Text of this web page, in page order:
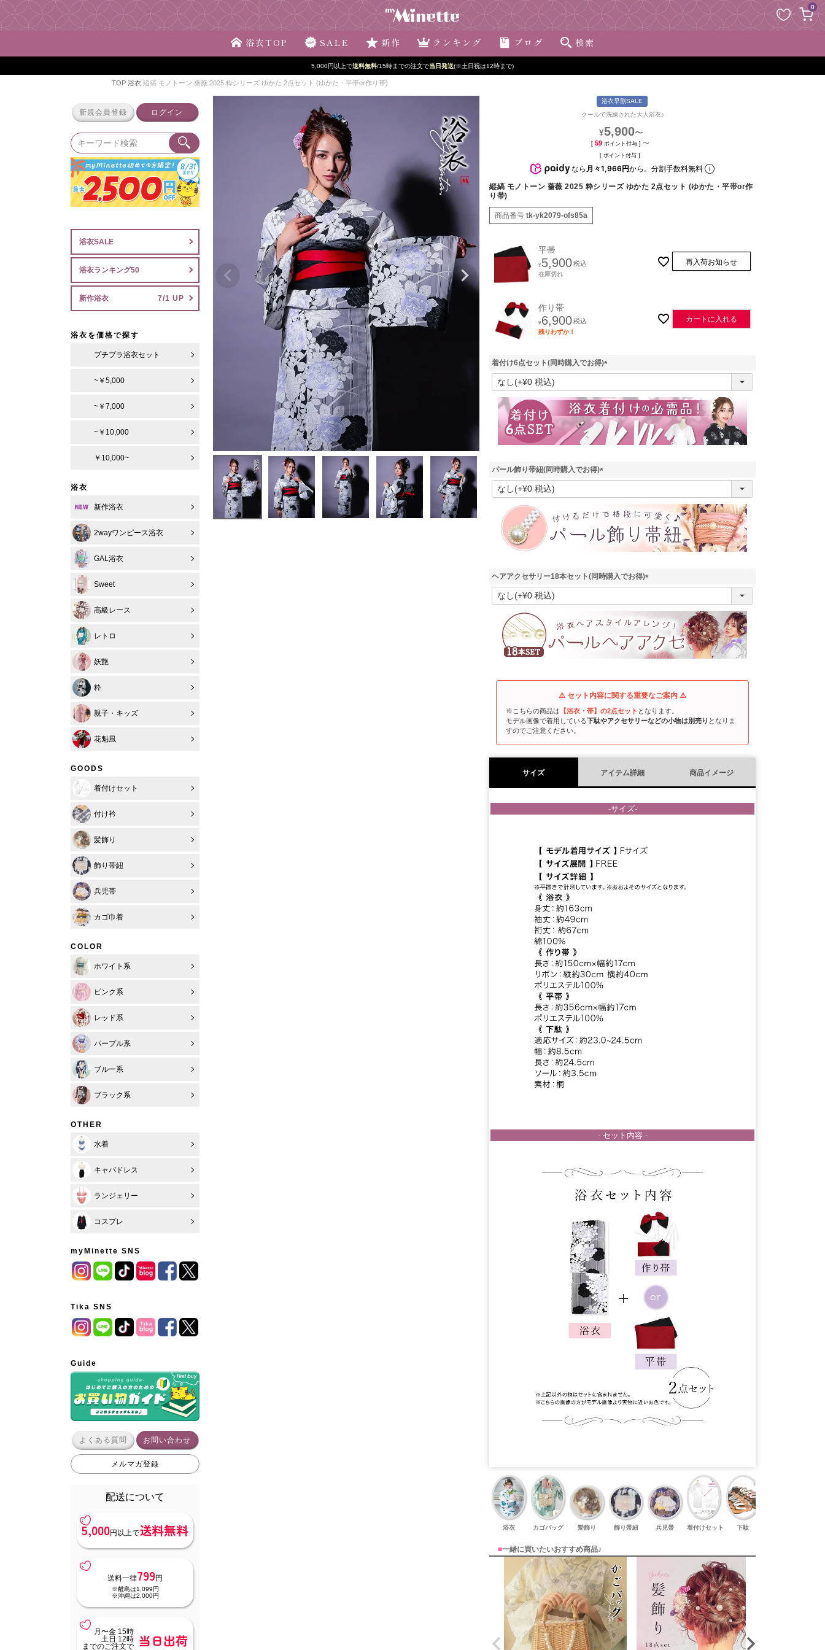
0
浴衣TOP SALE 新作 ランキング ブログ 検索
5,000円以上で送料無料/15時までの注文で当日発送(※土日祝は12時まで)
TOP 浴衣 縦縞 モノトーン 薔薇 2025 粋シリーズ ゆかた 2点セット (ゆかた・平帯or作り帯)
新規会員登録 ログイン
浴衣SALE
浴衣ランキング50
新作浴衣
浴衣を価格で探す
プチプラ浴衣セット
~￥5,000
~￥7,000
~￥10,000
￥10,000~
浴衣
新作浴衣
2wayワンピース浴衣
GAL浴衣
Sweet
高級レース
レトロ
妖艶
粋
親子・キッズ
花魁風
GOODS
着付けセット
付け衿
髪飾り
飾り帯紐
兵児帯
カゴ巾着
COLOR
ホワイト系
ピンク系
レッド系
パープル系
ブルー系
ブラック系
OTHER
水着
キャバドレス
ランジェリー
コスプレ
myMinette SNS
Tika SNS
Guide
よくある質問 お問い合わせ
メルマガ登録
配送について
5,000円以上で送料無料
送料一律799円
※離島は1,099円
※沖縄は2,000円
月〜金 15時
土日 12時
までのご注文で
当日出荷
浴衣早割SALE
クールで洗練された大人浴衣♪
¥5,900〜
[ 59 ポイント付与 ] 〜
[ ポイント付与 ]
なら 月々1,966円から。分割手数料無料
縦縞 モノトーン 薔薇 2025 粋シリーズ ゆかた 2点セット (ゆかた・平帯or作
り帯)
商品番号 tk-yk2079-ofs85a
平帯
¥ 5,900税込
在庫切れ
再入荷お知らせ
作り帯
¥ 6,900税込
残りわずか！
カートに入れる
着付け6点セット(同時購入でお得)
(
須
)
パール飾り帯紐(同時購入でお得)
(
ヘアアクセサリー18本セット(同時購入でお得)
(
須
)
⚠️ セット内容に関する重要なご案内 ⚠️
※こちらの商品は 【浴衣・帯】の2点セット となります。
モデル画像で着用している下駄やアクセサリーなどの小物は別売り となりま
すのでご注意ください。
サイズ アイテム詳細 商品イメージ
-サイズ-
- セット内容 -
浴衣 カゴバッグ 髪飾り 飾り帯紐 兵児帯 着付けセット 下駄
■一緒に買いたいおすすめ商品♪
ペー
ジト
ップ